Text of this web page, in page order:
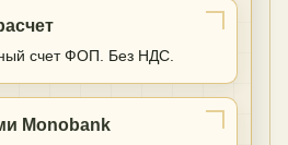
счет ФОП. Без НДС.
Monobank